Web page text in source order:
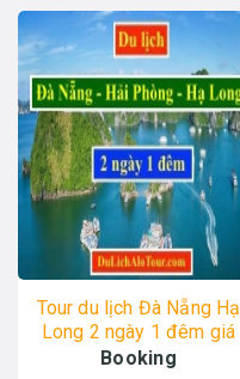
Tour du lịch Đà Nẵng Hạ
Long 2 ngày 1 đêm giá
rẻ, Alo: 0977.174.666
Booking